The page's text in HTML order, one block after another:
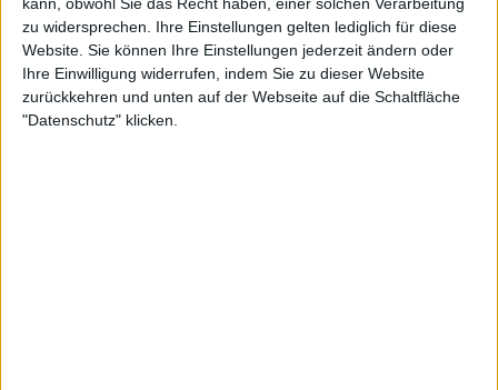
zu widersprechen. Ihre Einstellungen gelten lediglich für diese
Website. Sie können Ihre Einstellungen jederzeit ändern oder
Ihre Einwilligung widerrufen, indem Sie zu dieser Website
zurückkehren und unten auf der Webseite auf die Schaltfläche
"Datenschutz" klicken.